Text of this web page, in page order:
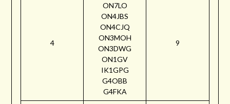
4
ON7LO
ON4JBS
ON4CJQ
ON3MOH
ON3DWG
ON1GV
IK1GPG
G4OBB
G4FKA
9